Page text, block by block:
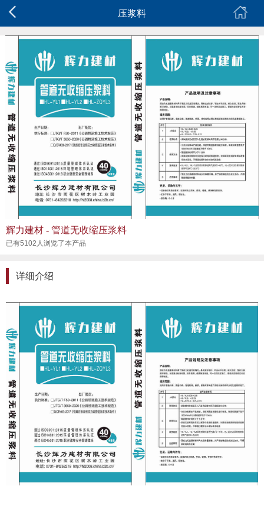
压浆料
辉力建材 - 管道无收缩压浆料
已有5102人浏览了本产品
详细介绍